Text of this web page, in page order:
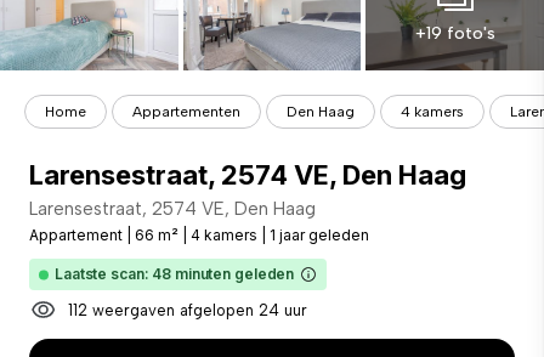
+19 foto's
Home Appartementen Den Haag 4 kamers
Larensestraat, 2574 VE, Den Haag
Larensestraat, 2574 VE, Den Haag
Appartement 66 m² 4 kamers 1 jaar geleden
Laatste scan: 48 minuten geleden
112 weergaven afgelopen 24 uur